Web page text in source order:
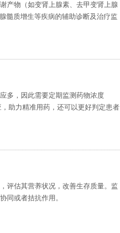
产物（如变肾上腺素、去甲变肾上腺
髓质增生等疾病的辅助诊断及治疗监
多，因此需要定期监测药物浓度
助力精准用药，还可以更好判定患者
评估其营养状况，改善生存质量。监
同或者拮抗作用。